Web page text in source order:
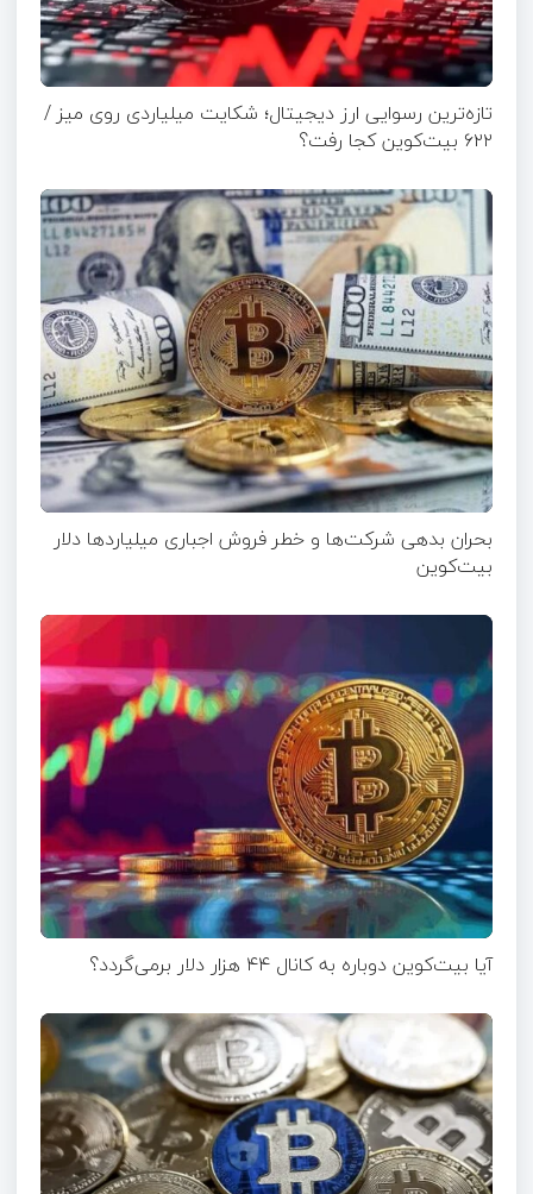
تازه‌ترین رسوایی ارز دیجیتال؛ شکایت میلیاردی روی میز /
۶۲۲ بیت‌کوین کجا رفت؟
بحران بدهی شرکت‌ها و خطر فروش اجباری میلیاردها دلار
بیت‌کوین
آیا بیت‌کوین دوباره به کانال ۴۴ هزار دلار برمی‌گردد؟